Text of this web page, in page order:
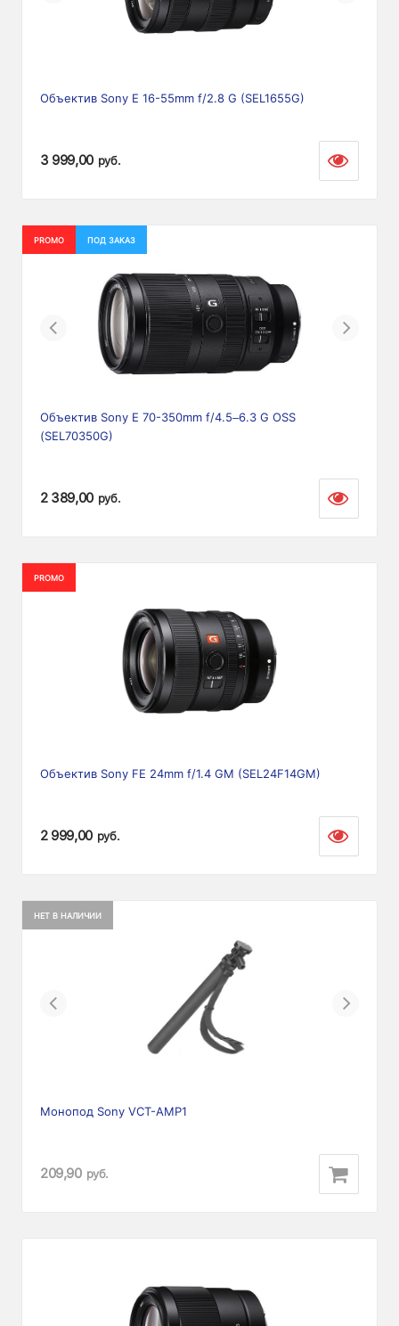
Объектив Sony E 16-55mm f/2.8 G (SEL1655G)
3 999,00 руб.
PROMO ПОД ЗАКАЗ
Previous Next
Объектив Sony E 70-350mm f/4.5–6.3 G OSS
(SEL70350G)
2 389,00 руб.
PROMO
Объектив Sony FE 24mm f/1.4 GM (SEL24F14GM)
2 999,00 руб.
НЕТ В НАЛИЧИИ
Previous Next
Монопод Sony VCT-AMP1
209,90 руб.